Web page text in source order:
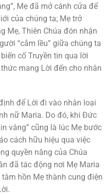
Mẹ đã mở cánh cửa để
của chúng ta; Mẹ trở
Mẹ, Thiên Chúa đón nhận
“cắm lều” giữa chúng ta
cố Truyền tin qua lời
mang Lời đến cho nhân
để Lời đi vào nhân loại
nữ Maria. Do đó, khi Đức
vâng” cũng là lúc Mẹ bước
cách hữu hiệu qua việc
quyền năng của Chúa
đã tác động nơi Mẹ Maria
hồn Mẹ thành cung điện